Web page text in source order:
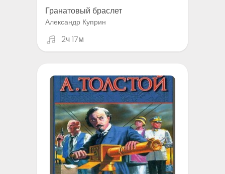
Гранатовый браслет
Александр Куприн
2ч 17м